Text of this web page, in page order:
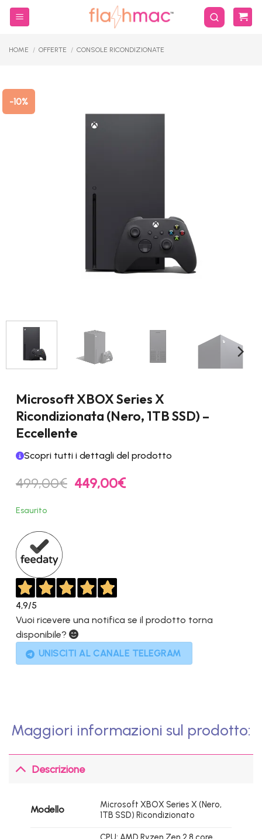
Salta
HOME / OFFERTE / CONSOLE RICONDIZIONATE
-10%
Microsoft XBOX Series X
Ricondizionata (Nero, 1TB SSD) –
Eccellente
Scopri tutti i dettagli del prodotto
499,00€ Il
prezzo
449,00€Il
Esaurito
4,9/5
Vuoi ricevere una notifica se il prodotto torna
disponibile?
UNISCITI AL CANALE TELEGRAM
Maggiori informazioni sul prodotto:
Descrizione
Modello
Microsoft XBOX Series X (Nero,
1TB SSD) Ricondizionato